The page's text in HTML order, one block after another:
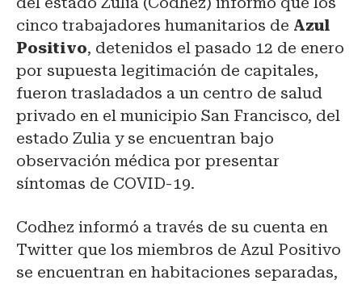
cinco trabajadores humanitarios de Azul
Positivo, detenidos el pasado 12 de enero
por supuesta legitimación de capitales,
fueron trasladados a un centro de salud
privado en el municipio San Francisco, del
estado Zulia y se encuentran bajo
observación médica por presentar
síntomas de COVID-19.
Codhez informó a través de su cuenta en
Twitter que los miembros de Azul Positivo
se encuentran en habitaciones separadas,